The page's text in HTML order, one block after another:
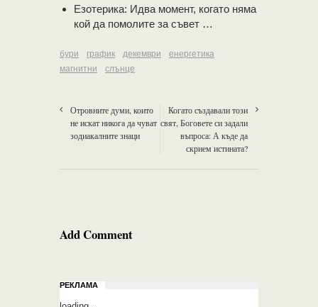
Езотерика: Идва момент, когато няма
кой да помолите за съвет …
бури график декември
енергетика
магнитни
слънце
Отровните думи, които
не искат никога да чуват
зодиакалните знаци
Когато създавали този
свят, Боговете си задали
въпроса: А къде да
скрием истината?
Add Comment
РЕКЛАМА